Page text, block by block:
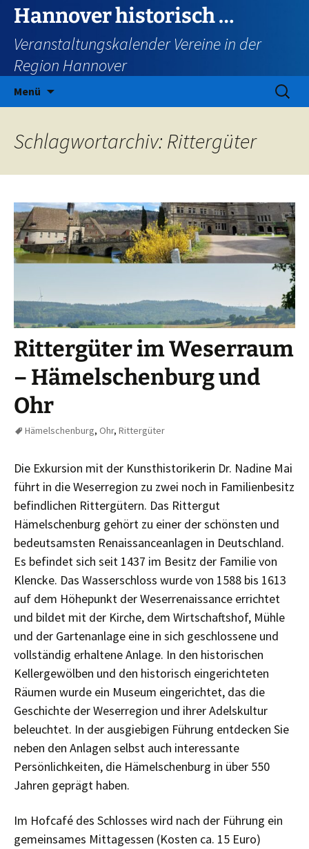
Zum
Inhalt
springen
Hannover historisch …
Veranstaltungskalender Vereine in der
Region Hannover
Menü
Suchen
nach:
Schlagwortarchiv: Rittergüter
Rittergüter im Weserraum
– Hämelschenburg und
Ohr
Hämelschenburg, Ohr, Rittergüter
Die Exkursion mit der Kunsthistorikerin Dr. Nadine Mai
führt in die Weserregion zu zwei noch in Familienbesitz
befindlichen Rittergütern. Das Rittergut
Hämelschenburg gehört zu einer der schönsten und
bedeutsamsten Renaissanceanlagen in Deutschland.
Es befindet sich seit 1437 im Besitz der Familie von
Klencke. Das Wasserschloss wurde von 1588 bis 1613
auf dem Höhepunkt der Weserrenaissance errichtet
und bildet mit der Kirche, dem Wirtschaftshof, Mühle
und der Gartenanlage eine in sich geschlossene und
vollständig erhaltene Anlage. In den historischen
Kellergewölben und den historisch eingerichteten
Räumen wurde ein Museum eingerichtet, das die
Geschichte der Weserregion und ihrer Adelskultur
beleuchtet. In der ausgiebigen Führung entdecken Sie
neben den Anlagen selbst auch interessante
Persönlichkeiten, die Hämelschenburg in über 550
Jahren geprägt haben.
Im Hofcafé des Schlosses wird nach der Führung ein
gemeinsames Mittagessen (Kosten ca. 15 Euro)